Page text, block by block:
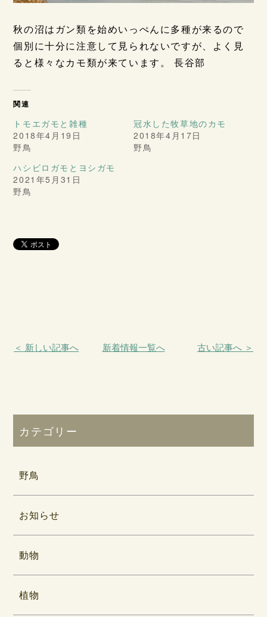
秋の沼はガン類を始めいっぺんに多種が来るので
個別に十分に注意して見られないですが、よく見
ると様々なカモ類が来ています。 長谷部
関連
トモエガモと雑種
2018年4月19日
野鳥
冠水した牧草地のカモ
2018年4月17日
野鳥
ハシビロガモとヨシガモ
2021年5月31日
野鳥
＜ 新しい記事へ 新着情報一覧へ 古い記事へ ＞
カテゴリー
野鳥
お知らせ
動物
植物